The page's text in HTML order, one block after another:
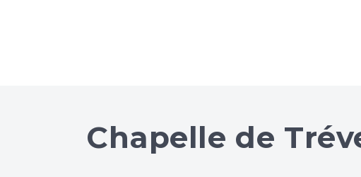
Chapelle de